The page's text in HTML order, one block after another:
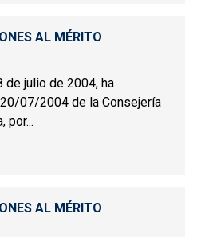
AL MÉRITO
de julio de 2004, ha
07/2004 de la Consejería
por...
AL MÉRITO
AL MÉRITO